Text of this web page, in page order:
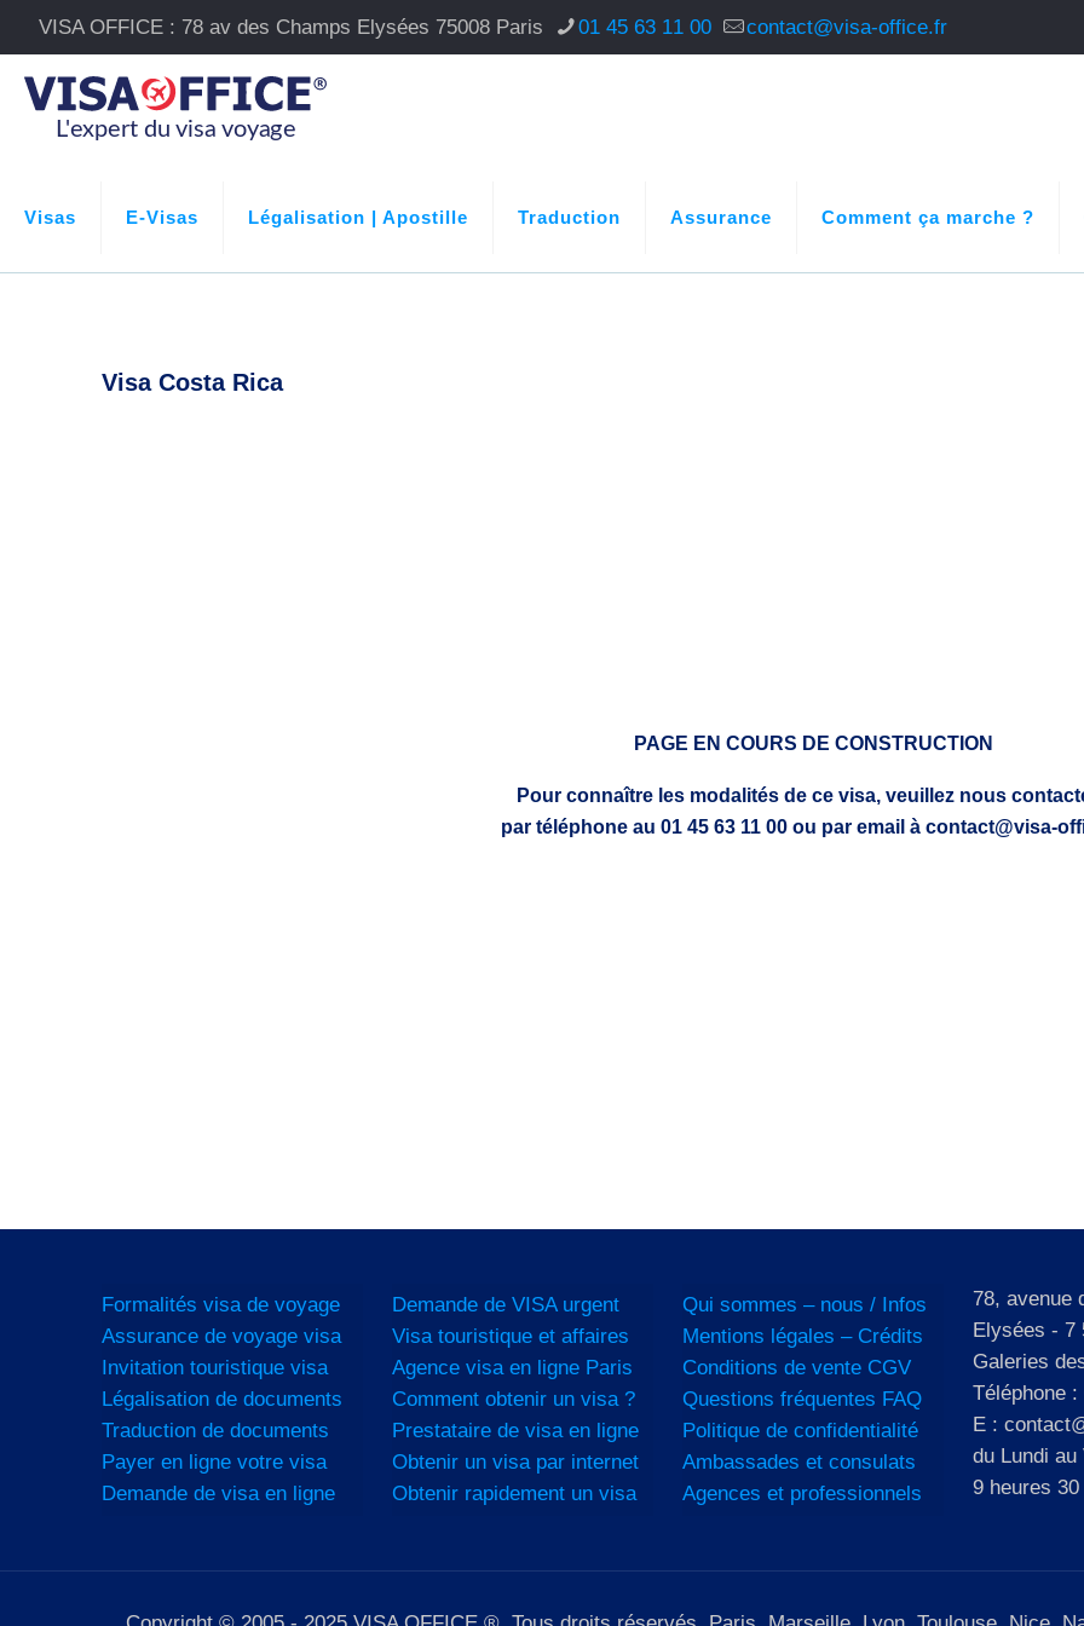
VISA OFFICE : 78 av des Champs Elysées 75008 Paris 01 45 63 11 00 contact@visa-office.fr
Visas E-Visas Légalisation | Apostille Traduction Assurance Comment ça marche ?
Visa Costa Rica
PAGE EN COURS DE CONSTRUCTION
Pour connaître les modalités de ce visa, veuillez nous
par téléphone au 01 45 63 11 00 ou par email à contact@visa-
Formalités visa de voyage
Assurance de voyage visa
Invitation touristique visa
Légalisation de documents
Traduction de documents
Payer en ligne votre visa
Demande de visa en ligne
Demande de VISA urgent
Visa touristique et affaires
Agence visa en ligne Paris
Comment obtenir un visa ?
Prestataire de visa en ligne
Obtenir un visa par internet
Obtenir rapidement un visa
Qui sommes – nous / Infos
Mentions légales – Crédits
Conditions de vente CGV
Questions fréquentes FAQ
Politique de confidentialité
Ambassades et consulats
Agences et professionnels
78, avenue
Elysées - 7
Galeries
Téléphone :
E :
du Lundi au
9 heures